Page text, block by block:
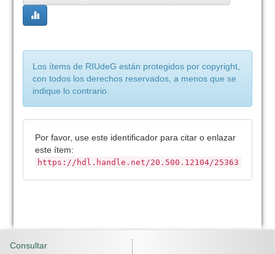
Los ítems de RIUdeG están protegidos por copyright,
con todos los derechos reservados, a menos que se
indique lo contrario.
Por favor, use este identificador para citar o enlazar
este ítem:
https://hdl.handle.net/20.500.12104/25363
Consultar